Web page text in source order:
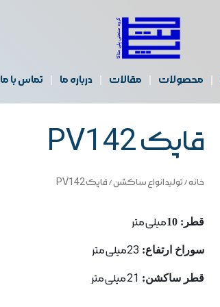
محصولات مقالات درباره ما تماس با ما
قاپک PV142
خانه/تولید انواع ساکشن/ قاپک PV142
قطر: 10 میلی متر
سوراخ ارتفاع: 23میلی متر
قطر ساكشن: 21 میلی متر